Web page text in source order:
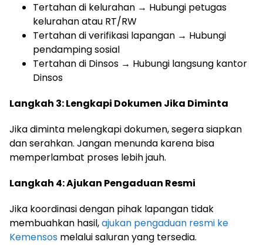
Tertahan di kelurahan → Hubungi petugas
kelurahan atau RT/RW
Tertahan di verifikasi lapangan → Hubungi
pendamping sosial
Tertahan di Dinsos → Hubungi langsung kantor
Dinsos
Langkah 3: Lengkapi Dokumen Jika Diminta
Jika diminta melengkapi dokumen, segera siapkan
dan serahkan. Jangan menunda karena bisa
memperlambat proses lebih jauh.
Langkah 4: Ajukan Pengaduan Resmi
Jika koordinasi dengan pihak lapangan tidak
membuahkan hasil,ajukan pengaduan resmi ke
Kemensos melalui saluran yang tersedia.